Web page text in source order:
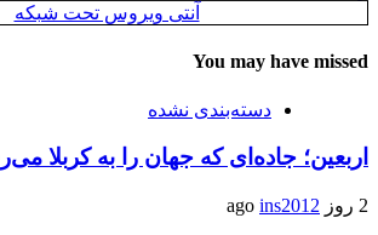
آنتی ویروس تحت شبکه
You may have missed
دسته‌بندی نشده
اربعین؛ جاده‌ای که جهان را به کربلا
2 روز ago ins2012